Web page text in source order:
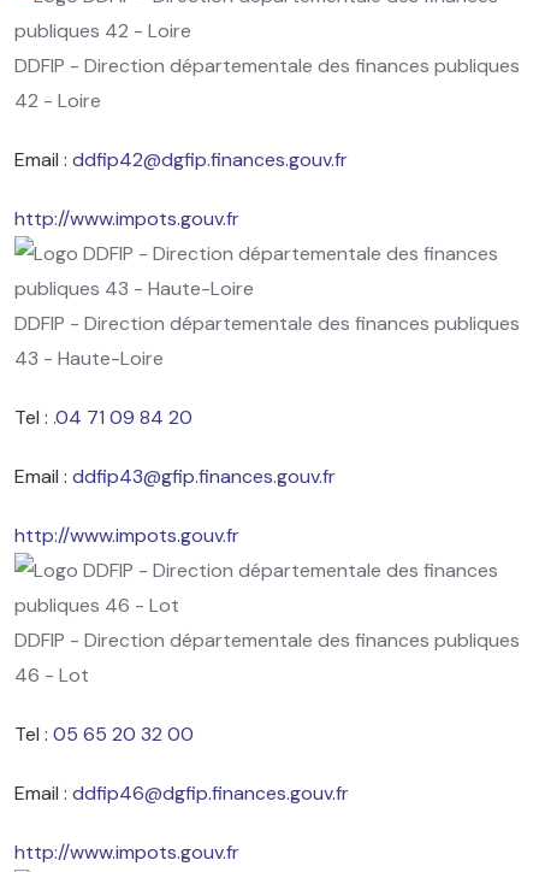
DDFIP - Direction départementale des finances publiques
42 - Loire
Email : ddfip42@dgfip.finances.gouv.fr
http://www.impots.gouv.fr
DDFIP - Direction départementale des finances publiques
43 - Haute-Loire
Tel : .04 71 09 84 20
Email : ddfip43@gfip.finances.gouv.fr
http://www.impots.gouv.fr
DDFIP - Direction départementale des finances publiques
46 - Lot
Tel : 05 65 20 32 00
Email : ddfip46@dgfip.finances.gouv.fr
http://www.impots.gouv.fr